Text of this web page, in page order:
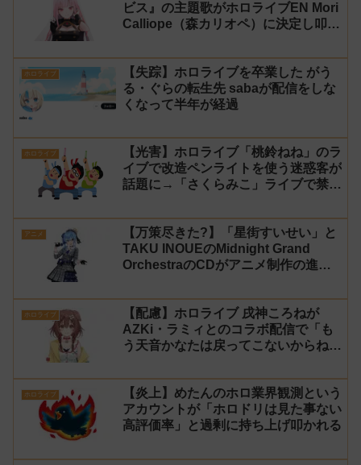
ビス』の主題歌がホロライブEN Mori
Calliope（森カリオペ）に決定し叩か
ホロライブ
【失踪】ホロライブを卒業した がう
る・ぐらの転生先 sabaが配信をしな
くなって半年が経過
ホロライブ
【光害】ホロライブ「桃鈴ねね」のラ
イブで改造ペンライトを使う迷惑客が
話題に→「さくらみこ」ライブで禁止
アニメ
【万策尽きた?】「星街すいせい」と
TAKU INOUEのMidnight Grand
OrchestraのCDがアニメ制作の進行
ホロライブ
【配慮】ホロライブ 戌神ころねが
AZKi・ラミィとのコラボ配信で「も
う天音かなたは戻ってこないからね」
ホロライブ
【炎上】めたんのホロ業界観測という
アカウントが「ホロドリは見た事ない
高評価率」と過剰に持ち上げ叩かれる